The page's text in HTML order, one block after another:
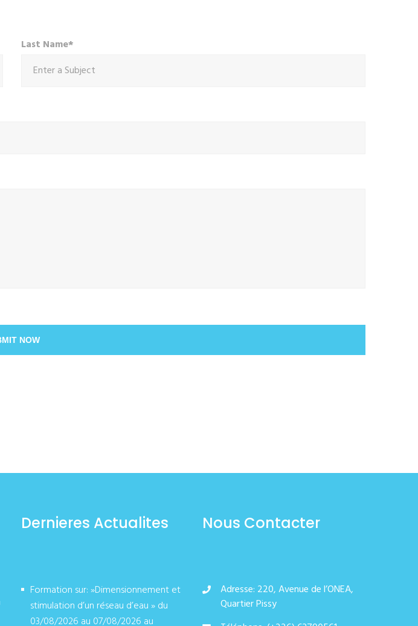
Last Name*
NOW
Dernieres Actualites
Formation sur: »Dimensionnement et
stimulation d’un réseau d’eau » du
03/08/2026 au 07/08/2026 au
Nous Contacter
Adresse: 220, Avenue de l’ONEA,
Quartier Pissy